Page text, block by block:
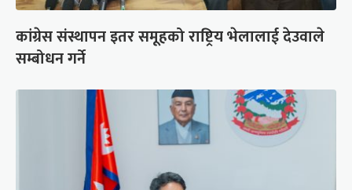
कांग्रेस संस्थापन इतर समूहको राष्ट्रिय भेलालाई देउवाले
सम्बोधन गर्ने